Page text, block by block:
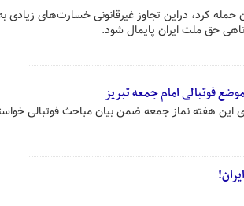
حمله کرد، دراین تجاوز غیرقانونی خسارت‌های زیادی
حق ملت ایران پایمال شود.
فوتبالی امام جمعه تبریز
این هفته نماز جمعه ضمن بیان مباحث فوتبالی